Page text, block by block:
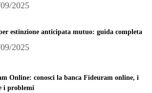
2025
estinzione anticipata mutuo: guida completa
2025
Online: conosci la banca Fideuram online, i
i problemi